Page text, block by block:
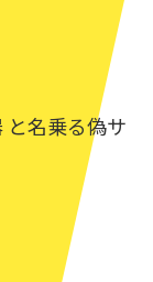
と名乗る偽サ